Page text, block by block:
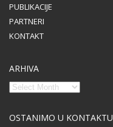
PUBLIKACIJE
PARTNERI
KONTAKT
ARHIVA
OSTANIMO U KONTAKTU